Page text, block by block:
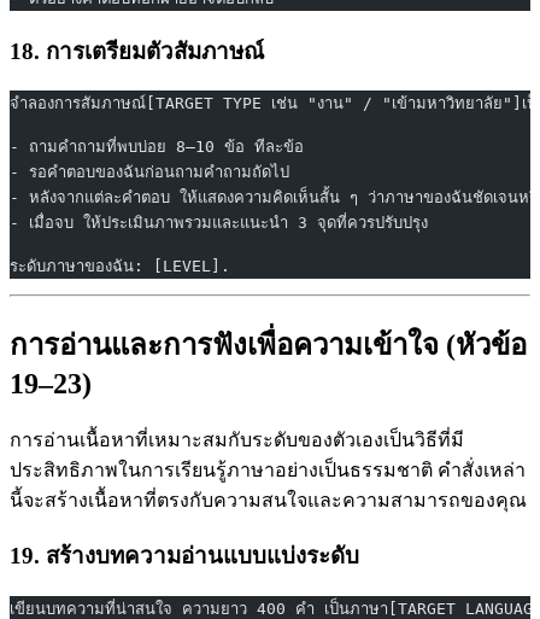
18. การเตรียมตัวสัมภาษณ์
จำลองการสัมภาษณ์[TARGET TYPE เช่น "งาน" / "เข้ามหาวิทยาลัย"]เป็
- ถามคำถามที่พบบ่อย 8–10 ข้อ ทีละข้อ
- รอคำตอบของฉันก่อนถามคำถามถัดไป
- หลังจากแต่ละคำตอบ ให้แสดงความคิดเห็นสั้น ๆ ว่าภาษาของฉันชัดเจน
- เมื่อจบ ให้ประเมินภาพรวมและแนะนำ 3 จุดที่ควรปรับปรุง
ระดับภาษาของฉัน: [LEVEL].
การอ่านและการฟังเพื่อความเข้าใจ (หัวข้อ
19–23)
การอ่านเนื้อหาที่เหมาะสมกับระดับของตัวเองเป็นวิธีที่มี
ประสิทธิภาพในการเรียนรู้ภาษาอย่างเป็นธรรมชาติ คำสั่งเหล่า
นี้จะสร้างเนื้อหาที่ตรงกับความสนใจและความสามารถของคุณ
19. สร้างบทความอ่านแบบแบ่งระดับ
เขียนบทความที่น่าสนใจ ความยาว 400 คำ เป็นภาษา[TARGET